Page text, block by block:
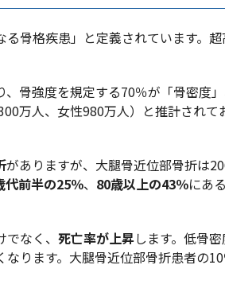
る骨格疾患」と定義されています。
、骨強度を規定する70％が「骨密度
300万人、女性980万人）と推計され
がありますが、大腿骨近位部骨折は
代前半の25％、 80歳以上の43％にあ
なく、 死亡率が上昇します。低骨
ります。大腿骨近位部骨折患者の